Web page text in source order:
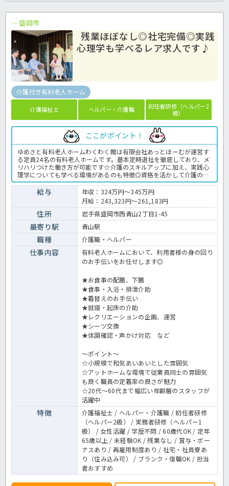
盛岡市
残業ほぼなし◎社宅完備◎実践
心理学も学べるレア求人です♪
介護付き有料老人ホーム
介護福祉士 ヘルパー・介護職
初任者研修（ヘルパー2
級）
ここがポイント！
ゆめさと有料老人ホームわくわく館は有限会社あっとほーむが運営す
る定員24名の有料老人ホームです。基本定時退社を徹底しており、メ
リハリつけた働き方が可能です☆介護のスキルアップに加え、実践心
理学についても学べる環境があるのも特徴◎資格を活かして介護のプ
ロを目指したい方におすすめな求人です☆気になる方はお気軽にほっ
介護までお問い合わせください！有料老人ホームでの介護業務全般で
す。 ＜介護職 正職員 有料老人ホームの求人＞
給与
年収：324万円～345万円
月給：243,323円～261,183円
住所 岩手県盛岡市西青山2丁目1-45
最寄り駅 青山駅
職種 介護職・ヘルパー
仕事内容
有料老人ホームにおいて、利用者様の身の回り
のお手伝いをお任せします◎
★お食事の配膳、下膳
★食事・入浴・排泄介助
★着替えのお手伝い
★就寝・起床の介助
★レクリエーションの企画、運営
★シーツ交換
★体調確認・声かけ対応 など
～ポイント～
☆小規模で和気あいあいとした雰囲気
☆アットホームな環境で従業員同士の雰囲気
も良く職員の定着率の良さが魅力
☆20代～60代まで幅広い年齢層のスタッフが
活躍中
特徴
介護福祉士 / ヘルパー・介護職 / 初任者研修
（ヘルパー2級） / 実務者研修（ヘルパー1
級） / 女性活躍 / 学歴不問 / 60歳代OK / 定年
65歳以上 / 未経験OK / 残業なし / 賞与・ボー
ナスあり / 再雇用制度あり / 社宅・社員寮あ
り（住み込み可） / ブランク・復職OK / 担当
者おすすめ